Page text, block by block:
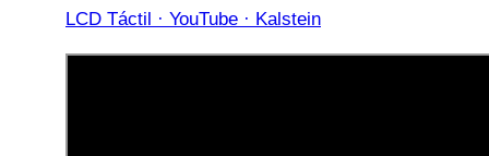
LCD Táctil · YouTube · Kalstein